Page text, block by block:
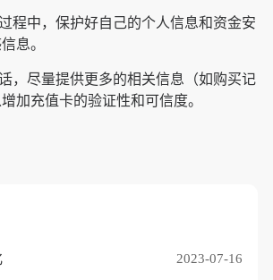
程中，保护好自己的个人信息和资金安
息。
，尽量提供更多的相关信息（如购买记
加充值卡的验证性和可信度。
2023-07-16